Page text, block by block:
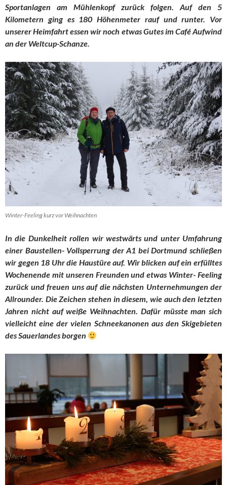
Sportanlagen am Mühlenkopf zurück folgen. Auf den 5
Kilometern ging es 180 Höhenmeter rauf und runter. Vor
unserer Heimfahrt essen wir noch etwas Gutes im Café Aufwind
an der Weltcup-Schanze.
Winter-Feeling kurz vor Weihnachten
In die Dunkelheit rollen wir westwärts und unter Umfahrung
einer Baustellen- Vollsperrung der A1 bei Dortmund schließen
wir gegen 18 Uhr die Haustüre auf. Wir blicken auf ein erfülltes
Wochenende mit unseren Freunden und etwas Winter- Feeling
zurück und freuen uns auf die nächsten Unternehmungen der
Allrounder. Die Zeichen stehen in diesem, wie auch den letzten
Jahren nicht auf weiße Weihnachten. Dafür müsste man sich
vielleicht eine der vielen Schneekanonen aus den Skigebieten
des Sauerlandes borgen